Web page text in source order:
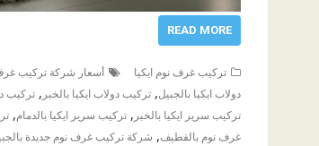
READ MORE
تركيب غرف نوم ايكيا أسعار شركة تركيب
دولاب ايكيا بالجبيل, تركيب دولاب ايكيا بالخبر , تركيب
تركيب سرير ايكيا بالخبر , تركيب سرير ايكيا بالدمام,
غرف نوم بالقطيف, شركة تركيب غرف نوم جديدة